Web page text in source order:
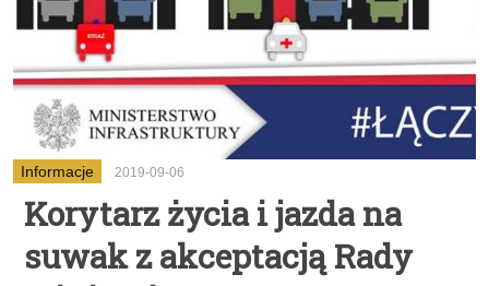
Informacje 2019-09-06
Korytarz życia i jazda na
suwak z akceptacją Rady